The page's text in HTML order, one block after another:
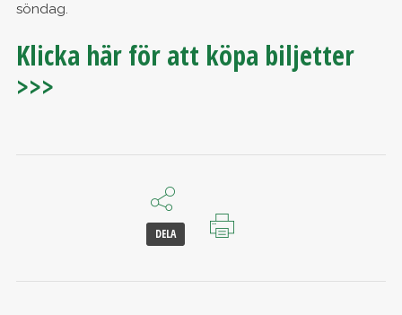
söndag.
Klicka här för att köpa biljetter
>>>
DELA